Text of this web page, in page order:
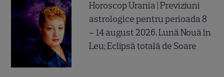
Horoscop Urania | Previziuni
astrologice pentru perioada 8
– 14 august 2026. Lună Nouă în
Leu; Eclipsă totală de Soare